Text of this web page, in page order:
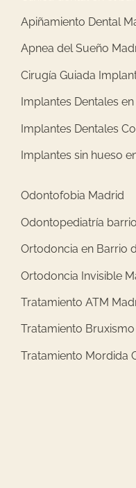
Apiñamiento Dental
Apnea del Sueño
Cirugía Guiada
Implantes Dentales
Implantes Dentales
Implantes sin hueso
Odontofobia Madrid
Odontopediatría
Ortodoncia en Barrio
Ortodoncia Invisible
Tratamiento ATM
Tratamiento
Tratamiento Mordida